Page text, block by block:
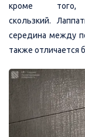
кроме того,
скользкий.
середина между
также отличается